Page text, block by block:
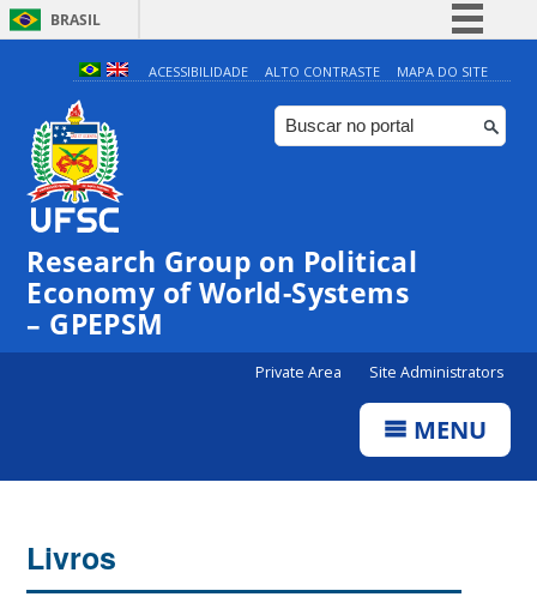
BRASIL
Simplifique!
Comunica BR
Participe
Canais
ACESSIBILIDADE ALTO CONTRASTE MAPA DO SITE
Research Group on Political
Economy of World-Systems
– GPEPSM
Private Area Site Administrators
MENU
Livros